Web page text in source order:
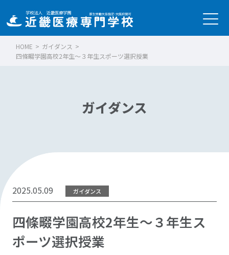
HOME > ガイダンス >
四條畷学園高校2年生～３年生スポーツ選択授業
ガイダンス
2025.05.09 ガイダンス
四條畷学園高校2年生～３年生ス
ポーツ選択授業